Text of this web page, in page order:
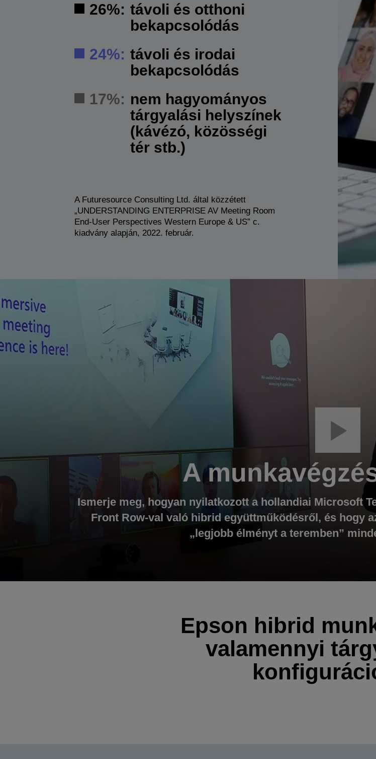
26%: távoli és otthoni
bekapcsolódás
24%: távoli és irodai
bekapcsolódás
17%: nem hagyományos
tárgyalási helyszínek
(kávézó, közösségi
tér stb.)
A Futuresource Consulting Ltd. által közzétett
„UNDERSTANDING ENTERPRISE AV Meeting Room
End-User Perspectives Western Europe & US” c.
kiadvány alapján, 2022. február.
A
Ismerje meg, hogyan nyilatkozott a hollandiai Microsoft
Front Row-val való hibrid együttműködésről, és hogy
„legjobb élményt a teremben”
Epson hibrid
valamennyi